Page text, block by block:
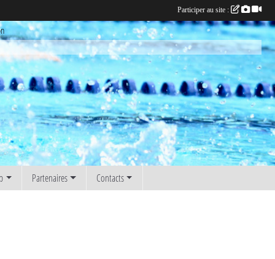
Partenaires Contacts
Participer au site :